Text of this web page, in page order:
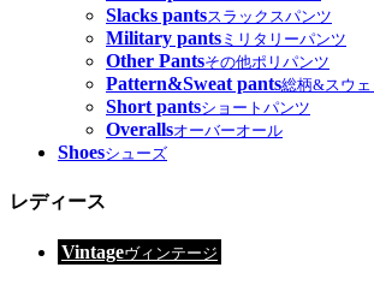
Slacks pantsスラックスパンツ
Military pants ミリタリーパンツ
Other Pantsその他ポリパンツ
Pattern&Sweat pants総柄&スウ
Short pantsショートパンツ
Overallsオーバーオール
Shoesシューズ
レディース
Vintageヴィンテージ